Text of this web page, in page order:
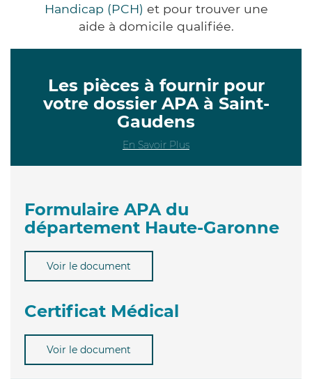
Handicap (PCH) et pour trouver une
aide à domicile qualifiée.
Les pièces à fournir pour
votre dossier APA à Saint-
Gaudens
En Savoir Plus
Formulaire APA du
département Haute-Garonne
Voir le document
Certificat Médical
Voir le document